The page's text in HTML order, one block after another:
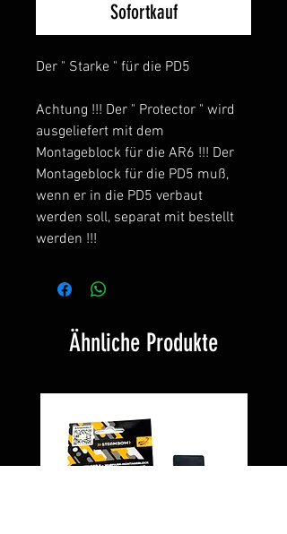
Sofortkauf
Der " Starke " für die PD5
Achtung !!! Der " Protector " wird
ausgeliefert mit dem
Montageblock für die AR6 !!! Der
Montageblock für die PD5 muß,
wenn er in die PD5 verbaut
werden soll, separat mit bestellt
werden !!!
Ähnliche Produkte